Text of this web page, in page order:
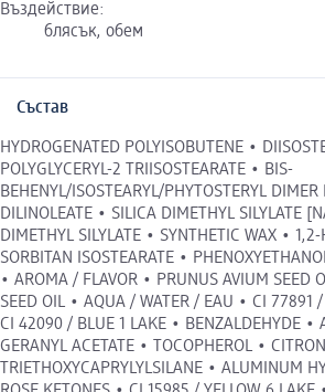
Въздействие:
блясък, обем
Състав
HYDROGENATED POLYISOBUTENE •
POLYGLYCERYL-2 TRIISOSTEARATE • BIS-
BEHENYL/ISOSTEARYL/PHYTOSTERYL
DILINOLEATE • SILICA DIMETHYL SILYLATE
DIMETHYL SILYLATE • SYNTHETIC WAX •
SORBITAN ISOSTEARATE •
• AROMA / FLAVOR • PRUNUS AVIUM SEED
SEED OIL • AQUA / WATER / EAU • CI 77891
CI 42090 / BLUE 1 LAKE • BENZALDEHYDE •
GERANYL ACETATE • TOCOPHEROL •
TRIETHOXYCAPRYLYLSILANE • ALUMINUM